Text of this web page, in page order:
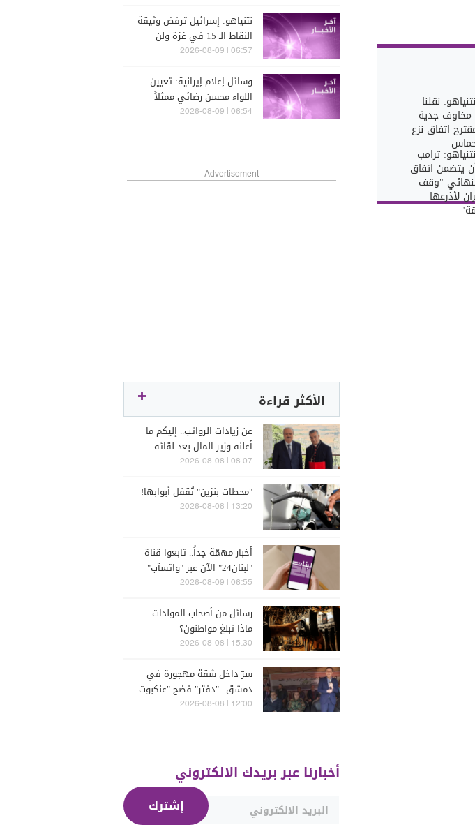
نقلنا
مخاوف جدية
اتفاق نزع
ترامب
يتضمن اتفاق
"وقف
لأذرعها
نتنياهو: إسرائيل ترفض وثيقة
النقاط الـ 15 في غزة ولن
يكون هناك أي انسحاب من
06:57 | 2026-08-09
وسائل إعلام إيرانية: تعيين
اللواء محسن رضائي ممثلاً
للمرشد في المجلس الأعلى
06:54 | 2026-08-09
Advertisement
الأكثر قراءة
عن زيادات الرواتب.. إليكم ما
أعلنه وزير المال بعد لقائه
الراعي
08:07 | 2026-08-08
"محطات بنزين" تُقفل أبوابها!
13:20 | 2026-08-08
أخبار مهمّة جداً.. تابعوا قناة
"لبنان24" الآن عبر "واتسآب"
بكبسة زرّ
06:55 | 2026-08-09
رسائل من أصحاب المولدات..
ماذا تبلغ مواطنون؟
15:30 | 2026-08-08
سرّ داخل شقة مهجورة في
دمشق.. "دفتر" فضح "عنكبوت
الأسد"!"
12:00 | 2026-08-08
أخبارنا عبر بريدك الالكتروني
إشترك